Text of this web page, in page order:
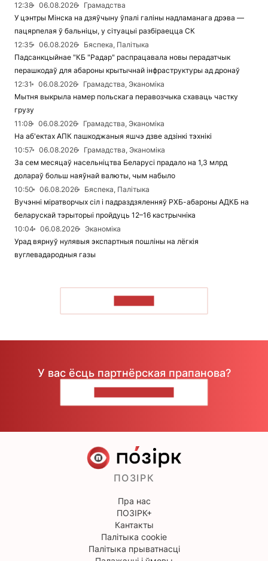
12:38
06.08.2026
Грамадства
У цэнтры Мінска на дзяўчыну ўпалі галіны надламанага дрэва —
пацярпелая ў бальніцы, у сітуацыі разбіраецца СК
12:35
06.08.2026
Бяспека, Палітыка
Падсанкцыйнае "КБ "Радар" распрацавала новы перадатчык
перашкодаў для абароны крытычнай інфраструктуры ад дронаў
12:31
06.08.2026
Грамадства, Эканоміка
Мытня выкрыла намер польскага перавозчыка схаваць частку
грузу
11:08
06.08.2026
Грамадства, Эканоміка
На аб'ектах АПК пашкоджаныя яшчэ дзве адзінкі тэхнікі
10:57
06.08.2026
Грамадства, Эканоміка
За сем месяцаў насельніцтва Беларусі прадало на 1,3 млрд
долараў больш наяўнай валюты, чым набыло
10:50
06.08.2026
Бяспека, Палітыка
Вучэнні міратворчых сіл і падраздзяленняў РХБ-абароны АДКБ на
беларускай тэрыторыі пройдуць 12–16 кастрычніка
10:04
06.08.2026
Эканоміка
Урад вярнуў нулявыя экспартныя пошліны на лёгкія
вуглевадародныя газы
У вас ёсць партнёрская прапанова?
ПОЗІРК
Пра нас
ПОЗІРК+
Кантакты
Палітыка cookie
Палітыка прыватнасці